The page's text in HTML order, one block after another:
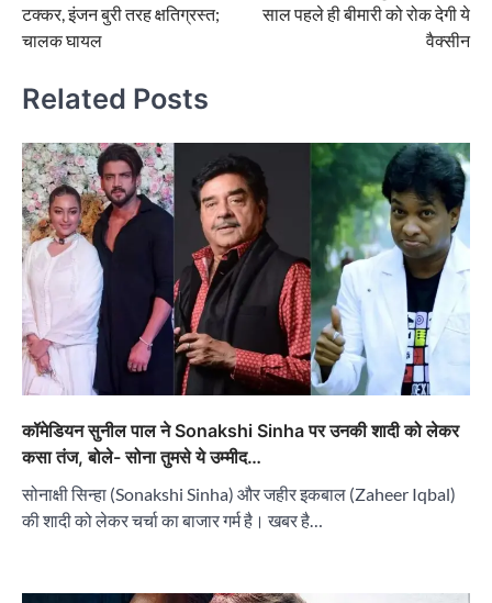
टक्कर, इंजन बुरी तरह क्षतिग्रस्त;
चालक घायल
साल पहले ही बीमारी को रोक देगी ये
वैक्सीन
Related Posts
कॉमेडियन सुनील पाल ने Sonakshi Sinha पर उनकी शादी को लेकर
कसा तंज, बोले- सोना तुमसे ये उम्मीद…
सोनाक्षी सिन्हा (Sonakshi Sinha) और जहीर इकबाल (Zaheer Iqbal)
की शादी को लेकर चर्चा का बाजार गर्म है। खबर है…